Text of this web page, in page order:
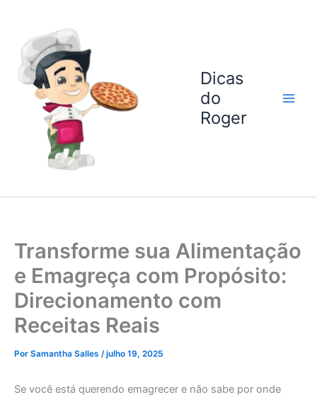
conteúdo
Dicas
do
Roger
Transforme sua Alimentação
e Emagreça com Propósito:
Direcionamento com
Receitas Reais
Por Samantha Salles /julho 19, 2025
Se você está querendo emagrecer e não sabe por onde